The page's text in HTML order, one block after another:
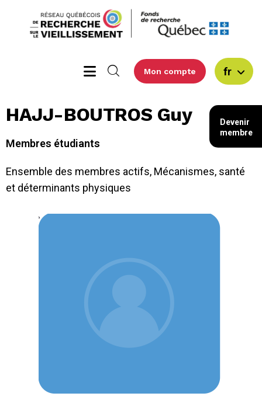
Mon compte fr
HAJJ-BOUTROS Guy
Membres étudiants
Ensemble des membres actifs, Mécanismes, santé
et déterminants physiques
Devenir
membre